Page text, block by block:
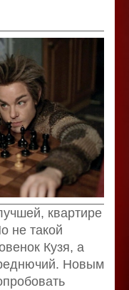
квартире
не такой
Кузя, а
Новым